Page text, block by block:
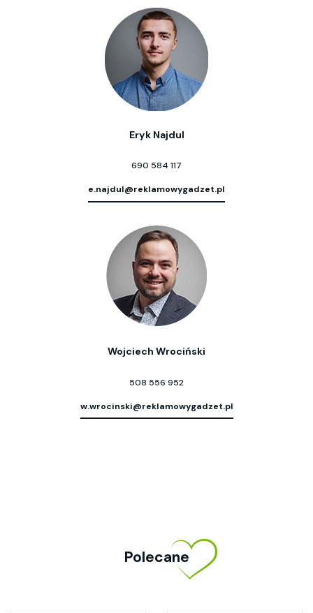
Eryk Najdul
690 584 117
e.najdul@reklamowygadzet.pl
Wojciech Wrociński
508 556 952
w.wrocinski@reklamowygadzet.pl
Polecane